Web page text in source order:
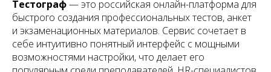
Тестограф— это российская онлайн-платформа для
быстрого создания профессиональных тестов, анкет
и экзаменационных материалов. Сервис сочетает в
себе интуитивно понятный интерфейс с мощными
возможностями настройки, что делает его